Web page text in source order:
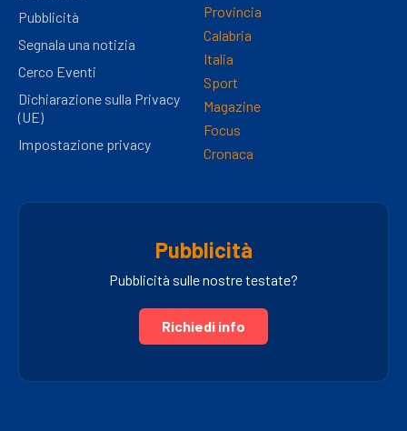
Pubblicità
Segnala una notizia
Cerco Eventi
Dichiarazione sulla Privacy
(UE)
Impostazione privacy
Provincia
Calabria
Italia
Sport
Magazine
Focus
Cronaca
Pubblicità
Pubblicità sulle nostre testate?
Richiedi info